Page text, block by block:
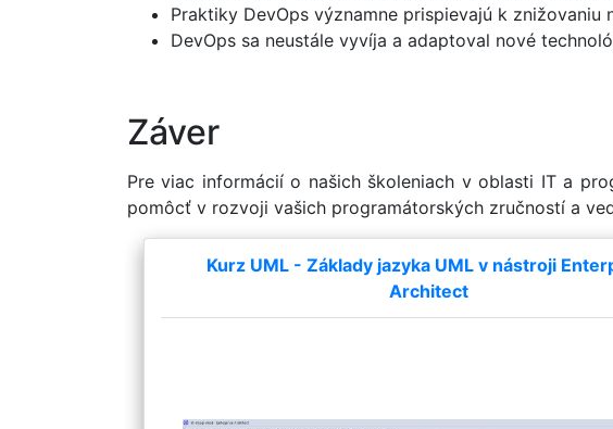
Praktiky DevOps významne prispievajú k
DevOps sa neustále vyvíja a adaptoval nové
Záver
Pre viac informácií o našich školeniach v oblasti IT a
pomôcť v rozvoji vašich programátorských zručností a
Kurz UML - Základy jazyka UML v nástroji
Architect